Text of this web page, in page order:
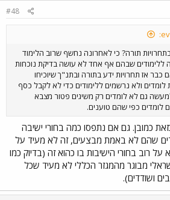
#48
תורה? כי לאחרונה נחשף שרוב הלימוד
שבהם אף אחד לא עושה בדיקת נוכחות
כבר אז תחרויות ידע בתורה ובתנ"ך שיוכיחו
ולא נרשמים ללימודים כדי לא לקבל כסף
גם לא לומדים רק משיגים פטור מצבא
לומדים כפי שהם טוענים.
כמובן. גם אם נתפסו כמה בחורי ישיבה
שהם לא באמת מבצעים, זה לא מעיד על
על רוב בחורי הישיבות בו כהוא זה (בדיוק כמו
מבוגר מהמגזר הכללי לא מעיד שכל
ושודדים).